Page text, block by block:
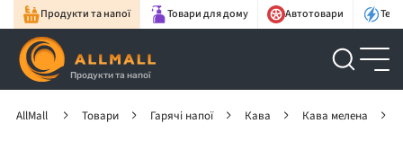
Продукти та напої Товари для дому Автотовари
Продукти та напої
AllMall Товари Гарячі напої Кава Кава мелена